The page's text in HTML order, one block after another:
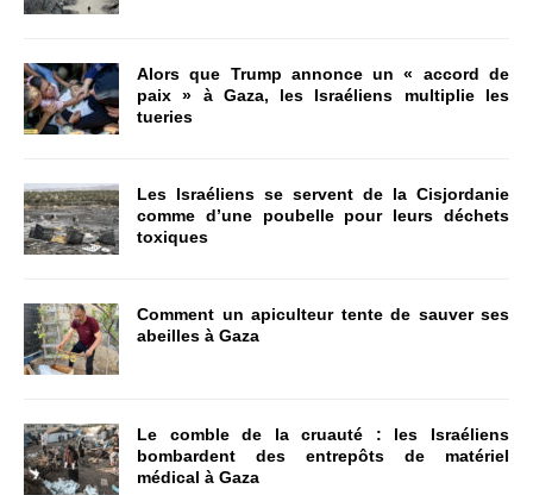
Alors que Trump annonce un « accord de
paix » à Gaza, les Israéliens multiplie les
tueries
Les Israéliens se servent de la Cisjordanie
comme d’une poubelle pour leurs déchets
toxiques
Comment un apiculteur tente de sauver ses
abeilles à Gaza
Le comble de la cruauté : les Israéliens
bombardent des entrepôts de matériel
médical à Gaza